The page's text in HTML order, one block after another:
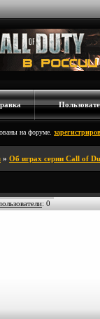
на форуме.
» Об играх серии Call of
: 0